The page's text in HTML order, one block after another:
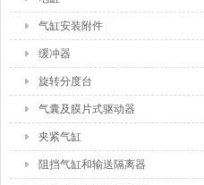
气缸安装附件
缓冲器
旋转分度台
气囊及膜片式驱动器
夹紧气缸
阻挡气缸和输送隔离器